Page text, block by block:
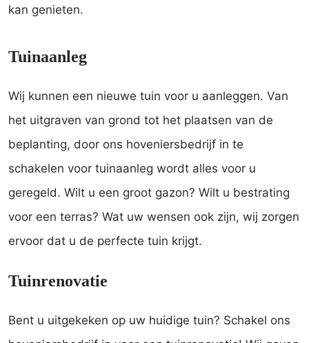
kan genieten.
Tuinaanleg
Wij kunnen een nieuwe tuin voor u aanleggen. Van
het uitgraven van grond tot het plaatsen van de
beplanting, door ons hoveniersbedrijf in te
schakelen voor tuinaanleg wordt alles voor u
geregeld. Wilt u een groot gazon? Wilt u bestrating
voor een terras? Wat uw wensen ook zijn, wij zorgen
ervoor dat u de perfecte tuin krijgt.
Tuinrenovatie
Bent u uitgekeken op uw huidige tuin? Schakel ons